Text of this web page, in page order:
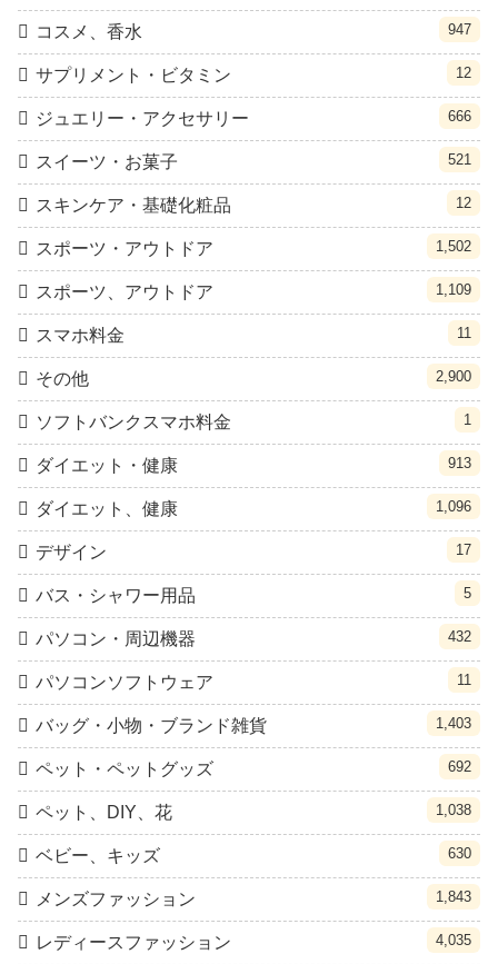
コスメ、香水 947
サプリメント・ビタミン 12
ジュエリー・アクセサリー 666
スイーツ・お菓子 521
スキンケア・基礎化粧品 12
スポーツ・アウトドア 1,502
スポーツ、アウトドア 1,109
スマホ料金 11
その他 2,900
ソフトバンクスマホ料金 1
ダイエット・健康 913
ダイエット、健康 1,096
デザイン 17
バス・シャワー用品 5
パソコン・周辺機器 432
パソコンソフトウェア 11
バッグ・小物・ブランド雑貨 1,403
ペット・ペットグッズ 692
ペット、DIY、花 1,038
ベビー、キッズ 630
メンズファッション 1,843
レディースファッション 4,035